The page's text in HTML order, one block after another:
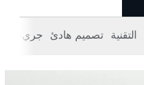
التقنية تصميم هادئ جريء